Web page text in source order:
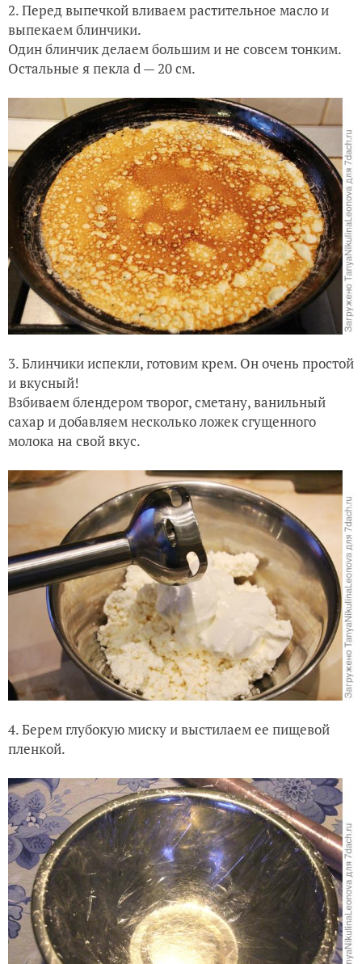
2. Перед выпечкой вливаем растительное масло и
выпекаем блинчики.
Один блинчик делаем большим и не совсем тонким.
Остальные я пекла d — 20 см.
3. Блинчики испекли, готовим крем. Он очень простой
и вкусный!
Взбиваем блендером творог, сметану, ванильный
сахар и добавляем несколько ложек сгущенного
молока на свой вкус.
4. Берем глубокую миску и выстилаем ее пищевой
пленкой.